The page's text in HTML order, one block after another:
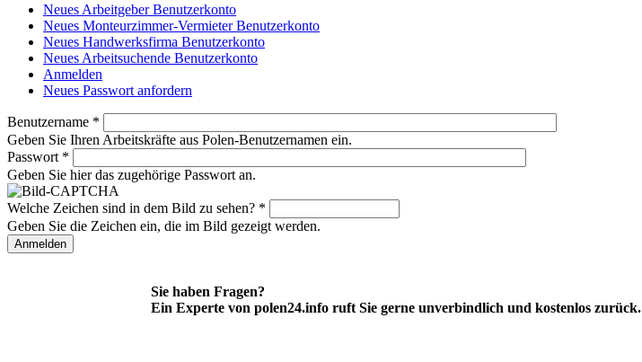
Neues Arbeitgeber Benutzerkonto
Neues Monteurzimmer-Vermieter Benutzerkonto
Neues Handwerksfirma Benutzerkonto
Neues Arbeitsuchende Benutzerkonto
Anmelden
Neues Passwort anfordern
Benutzername *
Geben Sie Ihren Arbeitskräfte aus Polen-Benutzernamen ein.
Passwort *
Geben Sie hier das zugehörige Passwort an.
Welche Zeichen sind in dem Bild zu sehen? *
Geben Sie die Zeichen ein, die im Bild gezeigt werden.
Sie haben Fragen?
Ein Experte von polen24.info ruft Sie gerne unverbindlich und kostenlos zurück.